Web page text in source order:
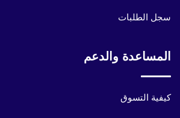
سجل الطلبات
المساعدة والدعم
كيفية التسوق